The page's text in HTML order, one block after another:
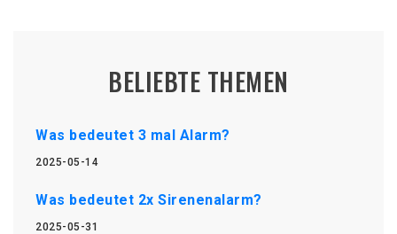
BELIEBTE THEMEN
Was bedeutet 3 mal Alarm?
2025-05-14
Was bedeutet 2x Sirenenalarm?
2025-05-31